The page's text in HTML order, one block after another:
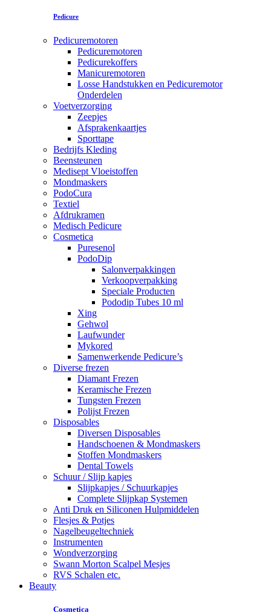
Pedicure
Pedicuremotoren
Pedicuremotoren
Pedicurekoffers
Manicuremotoren
Losse Handstukken en Pedicuremotor
Onderdelen
Voetverzorging
Zeepjes
Afsprakenkaartjes
Sporttape
Bedrijfs Kleding
Beensteunen
Medisept Vloeistoffen
Mondmaskers
PodoCura
Textiel
Afdrukramen
Medisch Pedicure
Cosmetica
Puresenol
PodoDip
Salonverpakkingen
Verkoopverpakking
Speciale Producten
Pododip Tubes 10 ml
Xing
Gehwol
Laufwunder
Mykored
Samenwerkende Pedicure’s
Diverse frezen
Diamant Frezen
Keramische Frezen
Tungsten Frezen
Polijst Frezen
Disposables
Diversen Disposables
Handschoenen & Mondmaskers
Stoffen Mondmaskers
Dental Towels
Schuur / Slijp kapjes
Slijpkapjes / Schuurkapjes
Complete Slijpkap Systemen
Anti Druk en Siliconen Hulpmiddelen
Flesjes & Potjes
Nagelbeugeltechniek
Instrumenten
Wondverzorging
Swann Morton Scalpel Mesjes
RVS Schalen etc.
Beauty
Cosmetica